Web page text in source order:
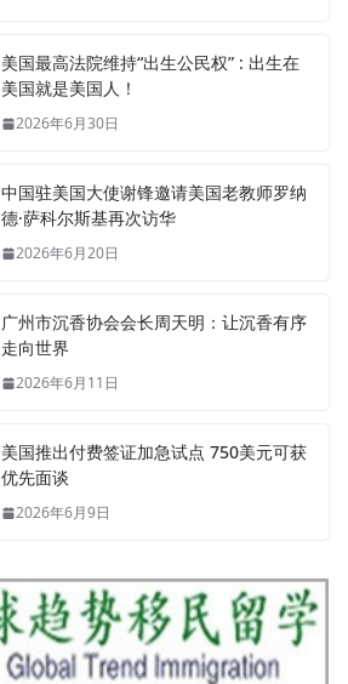
美国最高法院维持“出生公民权” : 出生在
美国就是美国人！
2026年6月30日
中国驻美国大使谢锋邀请美国老教师罗纳
德·萨科尔斯基再次访华
2026年6月20日
广州市沉香协会会长周天明：让沉香有序
走向世界
2026年6月11日
美国推出付费签证加急试点 750美元可获
优先面谈
2026年6月9日